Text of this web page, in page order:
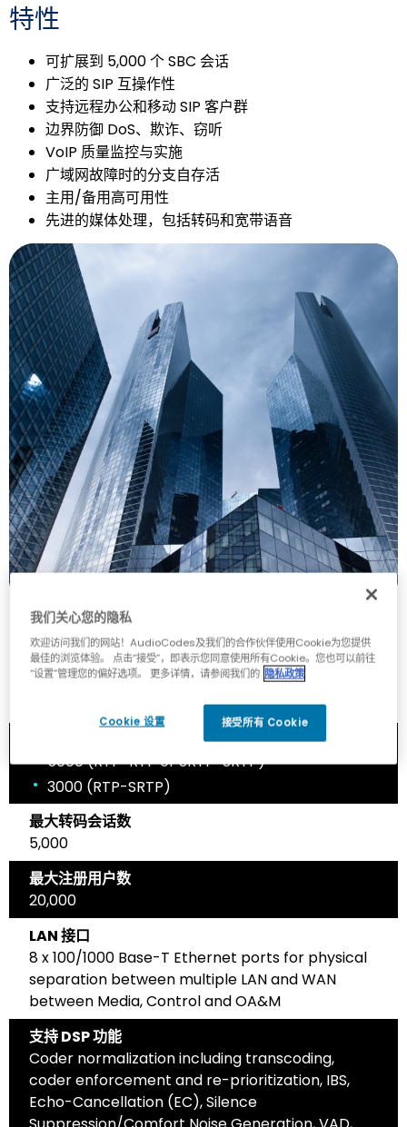
特性
可扩展到 5,000 个 SBC 会话
广泛的 SIP 互操作性
支持远程办公和移动 SIP 客户群
边界防御 DoS、欺诈、窃听
VoIP 质量监控与实施
广域网故障时的分支自存活
主用/备用高可用性
先进的媒体处理，包括转码和宽带语音
规格
5000 (RTP-RTP or SRTP-SRTP)
3000 (RTP-SRTP)
最大转码会话数
5,000
最大注册用户数
20,000
LAN 接口
8 x 100/1000 Base-T Ethernet ports for physical
separation between multiple LAN and WAN
between Media, Control and OA&M
支持 DSP 功能
Coder normalization including transcoding,
coder enforcement and re-prioritization, IBS,
Echo-Cancellation (EC), Silence
我们关心您的隐私
欢迎访问我们的网站！AudioCodes及我们的合作伙伴使用Cookie为您提供
最佳的浏览体验。 点击“接受”，即表示您同意使用所有Cookie。您也可以前往
“设置”管理您的偏好选项。 更多详情，请参阅我们的 隐私政策
Cookie 设置 接受所有 Cookie